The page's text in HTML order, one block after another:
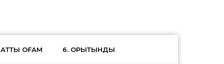
ҚОҒАМ 6. ҚОРЫТЫНДЫ